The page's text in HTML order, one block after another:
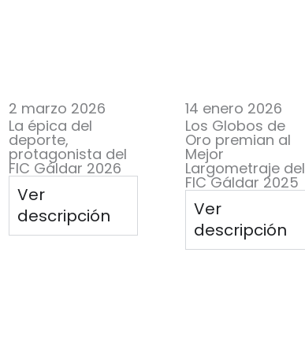
2 marzo 2026
La épica del
deporte,
protagonista del
FIC Gáldar 2026
Ver
descripción
14 enero 2026
Los Globos de
Oro premian al
Mejor
Largometraje del
FIC Gáldar 2025
Ver
descripción